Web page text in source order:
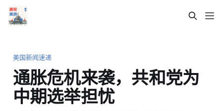
美国新闻速递
通胀危机来袭，共和党为
中期选举担忧